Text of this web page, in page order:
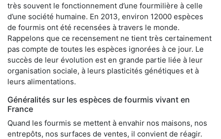
très souvent le fonctionnement d’une fourmilière à celle
d’une société humaine. En 2013, environ 12000 espèces
de fourmis ont été recensées à travers le monde.
Rappelons que ce recensement ne tient très certainement
pas compte de toutes les espèces ignorées à ce jour. Le
succès de leur évolution est en grande partie liée à leur
organisation sociale, à leurs plasticités génétiques et à
leurs alimentations.
Généralités sur les espèces de fourmis vivant en
France
Quand les fourmis se mettent à envahir nos maisons, nos
entrepôts, nos surfaces de ventes, il convient de réagir.